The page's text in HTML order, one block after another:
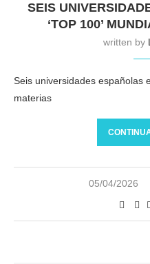
SEIS
‘TOP 100’
written by
Seis universidades españolas
materias
05/04/2026